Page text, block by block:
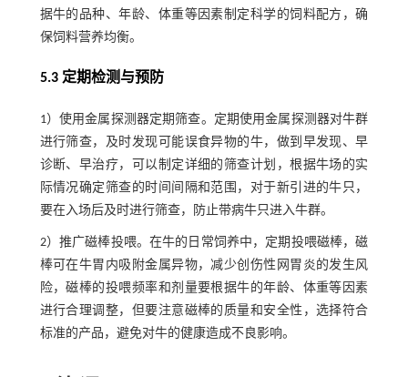
据牛的品种、年龄、体重等因素制定科学的饲料配方，确
保饲料营养均衡。
5.3 定期检测与预防
1）使用金属探测器定期筛查。定期使用金属探测器对牛群
进行筛查，及时发现可能误食异物的牛，做到早发现、早
诊断、早治疗，可以制定详细的筛查计划，根据牛场的实
际情况确定筛查的时间间隔和范围，对于新引进的牛只，
要在入场后及时进行筛查，防止带病牛只进入牛群。
2）推广磁棒投喂。在牛的日常饲养中，定期投喂磁棒，磁
棒可在牛胃内吸附金属异物，减少创伤性网胃炎的发生风
险，磁棒的投喂频率和剂量要根据牛的年龄、体重等因素
进行合理调整，但要注意磁棒的质量和安全性，选择符合
标准的产品，避免对牛的健康造成不良影响。